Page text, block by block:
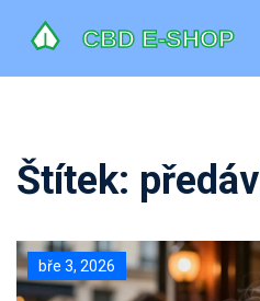
Štítek:
bře 3, 2026